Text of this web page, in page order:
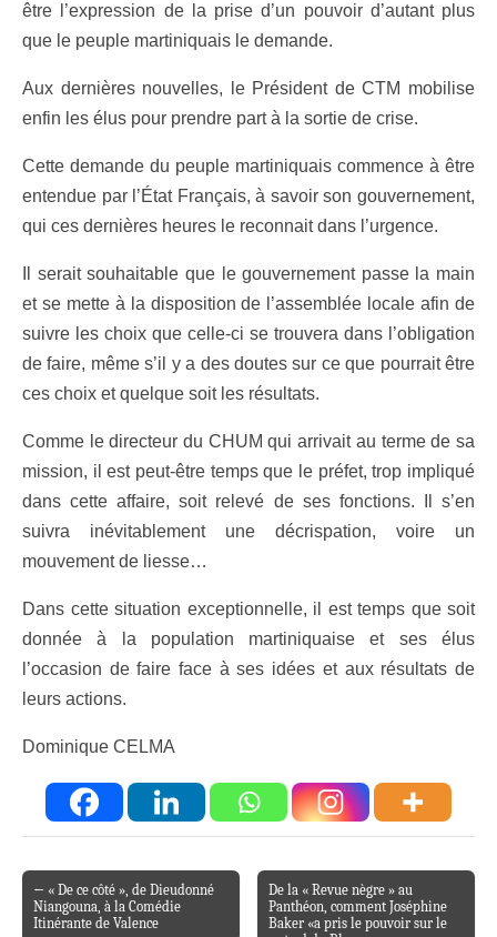
être l’expression de la prise d’un pouvoir d’autant plus
que le peuple martiniquais le demande.
Aux dernières nouvelles, le Président de CTM mobilise
enfin les élus pour prendre part à la sortie de crise.
Cette demande du peuple martiniquais commence à être
entendue par l’État Français, à savoir son gouvernement,
qui ces dernières heures le reconnait dans l’urgence.
Il serait souhaitable que le gouvernement passe la main
et se mette à la disposition de l’assemblée locale afin de
suivre les choix que celle-ci se trouvera dans l’obligation
de faire, même s’il y a des doutes sur ce que pourrait être
ces choix et quelque soit les résultats.
Comme le directeur du CHUM qui arrivait au terme de sa
mission, il est peut-être temps que le préfet, trop impliqué
dans cette affaire, soit relevé de ses fonctions. Il s’en
suivra inévitablement une décrispation, voire un
mouvement de liesse…
Dans cette situation exceptionnelle, il est temps que soit
donnée à la population martiniquaise et ses élus
l’occasion de faire face à ses idées et aux résultats de
leurs actions.
Dominique CELMA
Post navigation
← « De ce côté », de Dieudonné
Niangouna, à la Comédie
Itinérante de Valence
De la « Revue nègre » au
Panthéon, comment Joséphine
Baker «a pris le pouvoir sur le